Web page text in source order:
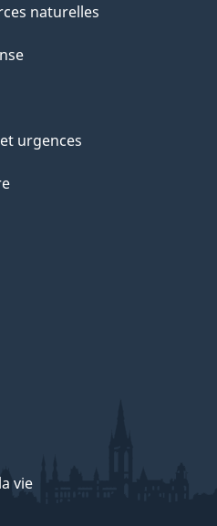
naturelles
urgences
vie